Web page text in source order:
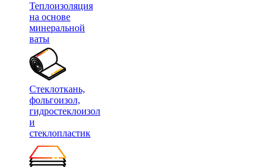
Теплоизоляция
на основе
минеральной
ваты
Стеклоткань,
фольгоизол,
гидростеклоизол
и
стеклопластик